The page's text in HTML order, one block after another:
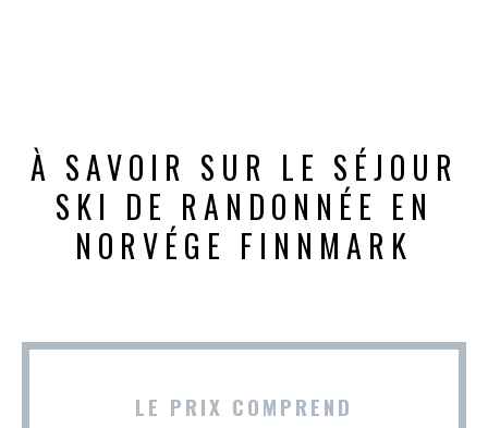
À SAVOIR SUR LE SÉJOUR
SKI DE RANDONNÉE EN
NORVÉGE FINNMARK
LE PRIX COMPREND